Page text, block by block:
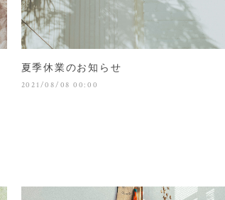
夏季休業のお知らせ
2021/08/08 00:00